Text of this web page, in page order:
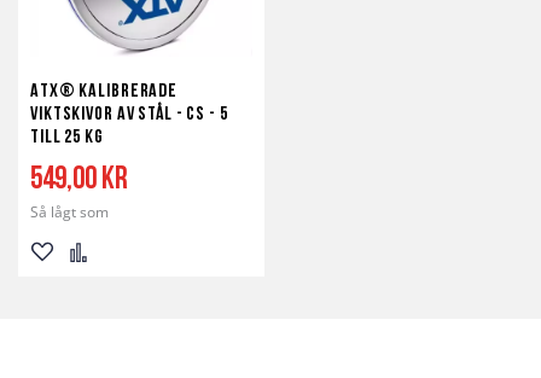
ATX® Kalibrerade
Viktskivor av Stål - CS - 5
till 25 kg
Så lågt som
549,00 kr
Lägg Lägg